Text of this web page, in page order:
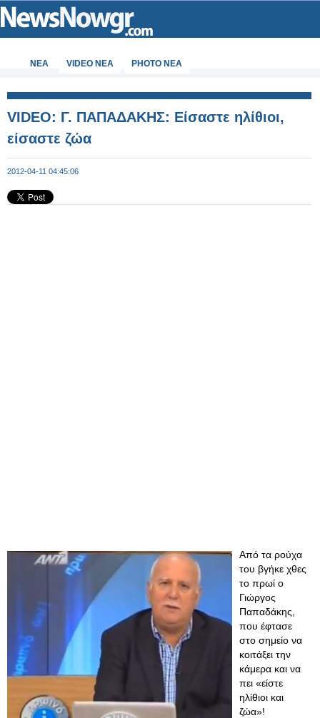
ΝΕΑ VIDEO NEA PHOTO NEA
VIDEO: Γ. ΠΑΠΑΔΑΚΗΣ: Είσαστε ηλίθιοι,
είσαστε ζώα
2012-04-11 04:45:06
Από τα ρούχα
του βγήκε χθες
το πρωί ο
Γιώργος
Παπαδάκης,
που έφτασε
στο σημείο να
κοιτάξει την
κάμερα και να
πει «είστε
ηλίθιοι και
ζώα»!